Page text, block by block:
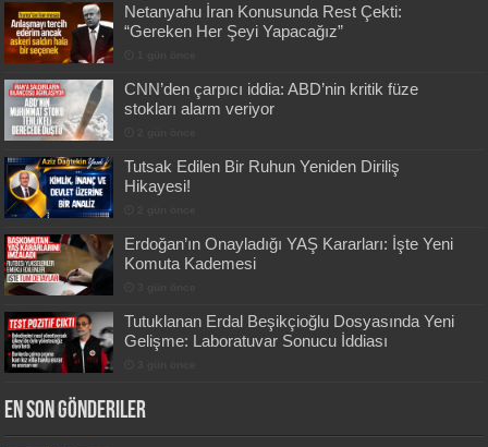
Netanyahu İran Konusunda Rest Çekti:
“Gereken Her Şeyi Yapacağız”
CNN’den çarpıcı iddia: ABD’nin kritik füze
stokları alarm veriyor
Tutsak Edilen Bir Ruhun Yeniden Diriliş
Hikayesi!
Erdoğan’ın Onayladığı YAŞ Kararları: İşte Yeni
Komuta Kademesi
Tutuklanan Erdal Beşikçioğlu Dosyasında Yeni
Gelişme: Laboratuvar Sonucu İddiası
En Son Gönderiler